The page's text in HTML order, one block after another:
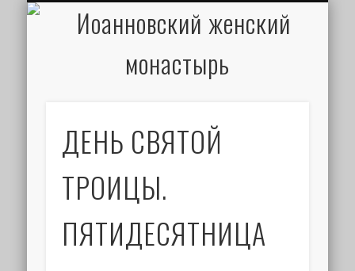
ДЕНЬ СВЯТОЙ
ТРОИЦЫ.
ПЯТИДЕСЯТНИЦА